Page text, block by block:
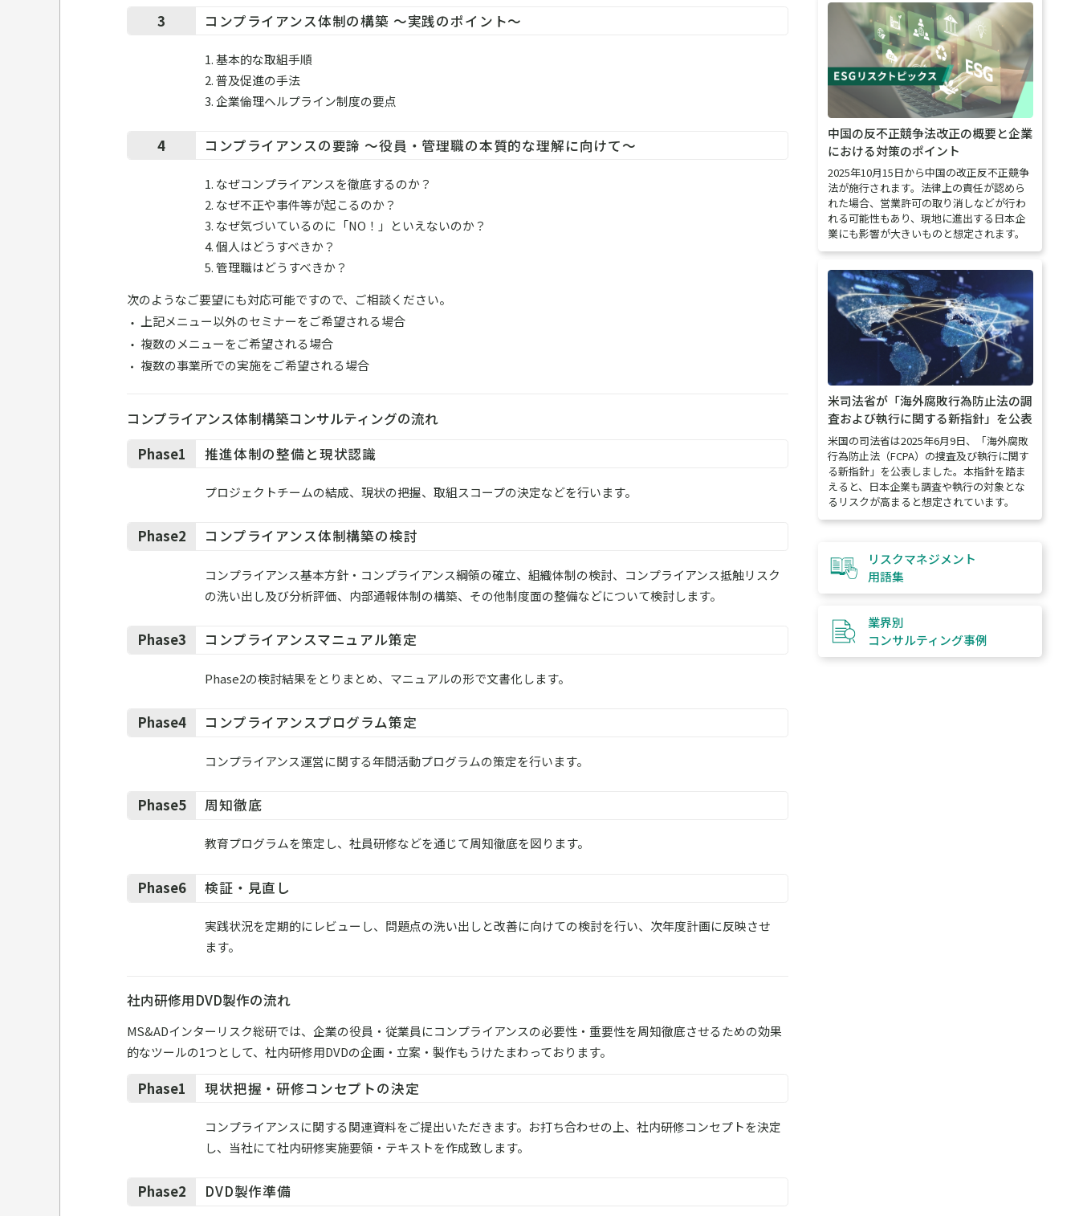
3 コンプライアンス体制の構築 ～実践のポイント～
1. 基本的な取組手順
2. 普及促進の手法
3. 企業倫理ヘルプライン制度の要点
4 コンプライアンスの要諦 ～役員・管理職の本質的な理解に向けて～
1. なぜコンプライアンスを徹底するのか？
2. なぜ不正や事件等が起こるのか？
3. なぜ気づいているのに「NO！」といえないのか？
4. 個人はどうすべきか？
5. 管理職はどうすべきか？
次のようなご要望にも対応可能ですので、ご相談ください。
上記メニュー以外のセミナーをご希望される場合
複数のメニューをご希望される場合
複数の事業所での実施をご希望される場合
コンプライアンス体制構築コンサルティングの流れ
Phase1
推進体制の整備と現状認識
プロジェクトチームの結成、現状の把握、取組スコープの決定などを行います。
Phase2 コンプライアンス体制構築の検討
コンプライアンス基本方針・コンプライアンス綱領の確立、組織体制の検討、コンプライアンス抵触リスク
の洗い出し及び分析評価、内部通報体制の構築、その他制度面の整備などについて検討します。
Phase3 コンプライアンスマニュアル策定
Phase2の検討結果をとりまとめ、マニュアルの形で文書化します。
Phase4 コンプライアンスプログラム策定
コンプライアンス運営に関する年間活動プログラムの策定を行います。
Phase5 周知徹底
教育プログラムを策定し、社員研修などを通じて周知徹底を図ります。
Phase6 検証・見直し
実践状況を定期的にレビューし、問題点の洗い出しと改善に向けての検討を行い、次年度計画に反映させ
ます。
社内研修用DVD製作の流れ
MS&ADインターリスク総研では、企業の役員・従業員にコンプライアンスの必要性・重要性を周知徹底させるための効果
的なツールの1つとして、社内研修用DVDの企画・立案・製作もうけたまわっております。
Phase1 現状把握・研修コンセプトの決定
コンプライアンスに関する関連資料をご提出いただきます。お打ち合わせの上、社内研修コンセプトを決定
し、当社にて社内研修実施要領・テキストを作成致します。
Phase2 DVD製作準備
中国の反不正競争法改正の概要と企業
における対策のポイント
2025年10月15日から中国の改正反不正競争
法が施行されます。法律上の責任が認めら
れた場合、営業許可の取り消しなどが行わ
れる可能性もあり、現地に進出する日本企
業にも影響が大きいものと想定されます。
米司法省が「海外腐敗行為防止法の調
査および執行に関する新指針」を公表
米国の司法省は2025年6月9日、「海外腐敗
行為防止法（FCPA）の捜査及び執行に関す
る新指針」を公表しました。本指針を踏ま
えると、日本企業も調査や執行の対象とな
るリスクが高まると想定されています。
リスクマネジメント
用語集
業界別
コンサルティング事例